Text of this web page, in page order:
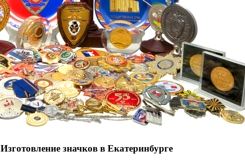
Изготовление значков в Екатеринбурге